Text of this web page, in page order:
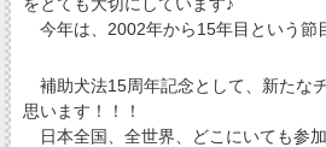
をとても大切にしています♪
今年は、2002年から15年目という節
補助犬法15周年記念として、新たな
思います！！！
日本全国、全世界、どこにいても参